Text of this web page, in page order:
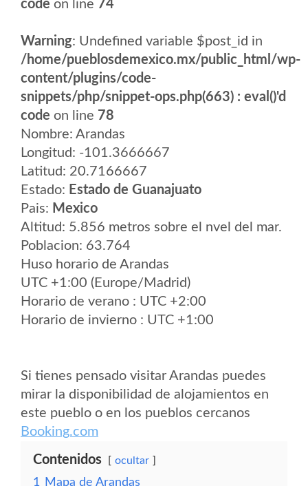
code on line 74
Warning: Undefined variable $post_id in
/home/pueblosdemexico.mx/public_html/wp-
content/plugins/code-
snippets/php/snippet-ops.php(663) : eval()'d
code on line 78
Nombre: Arandas
Longitud: -101.3666667
Latitud: 20.7166667
Estado: Estado de Guanajuato
Pais: Mexico
Altitud: 5.856 metros sobre el nvel del mar.
Poblacion: 63.764
Huso horario de Arandas
UTC +1:00 (Europe/Madrid)
Horario de verano : UTC +2:00
Horario de invierno : UTC +1:00
Si tienes pensado visitar Arandas puedes
mirar la disponibilidad de alojamientos en
este pueblo o en los pueblos cercanos
Booking.com
Contenidos ocultar
1
Mapa de Arandas